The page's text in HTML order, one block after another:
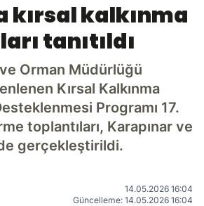
kırsal kalkınma
tanıtıldı
Orman Müdürlüğü
Kırsal Kalkınma
Programı 17.
toplantıları, Karapınar ve
gerçekleştirildi.
14.05.2026 16:04
Güncelleme: 14.05.2026 16:04